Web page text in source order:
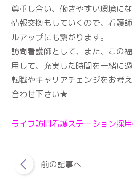
尊重し合い、働きやすい環境にな
情報交換もしていくので、看護
ルアップにも繋がります。
訪問看護師として、また、この
用して、充実した時間を一緒に
転職やキャリアチェンジをお考
合わせ下さい★
ライフ訪問看護ステーション採
前の記事へ